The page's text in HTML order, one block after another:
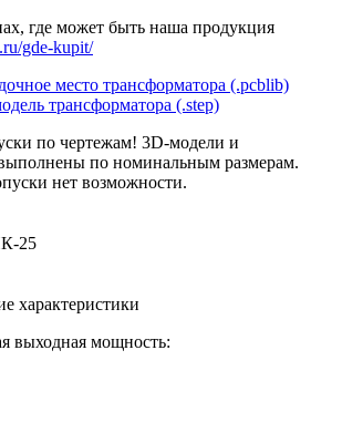
где может быть наша продукция
gde-kupit/
место трансформатора (.pcblib)
трансформатора (.step)
по чертежам! 3D-модели и
по номинальным размерам.
нет возможности.
25
характеристики
выходная мощность: